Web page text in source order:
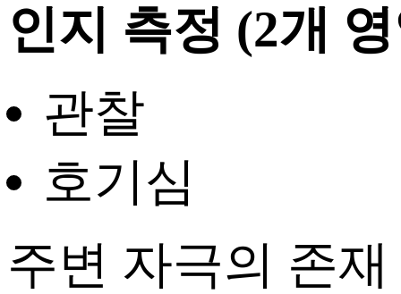
인지 측정 (2개
관찰
호기심
주변 자극의 존